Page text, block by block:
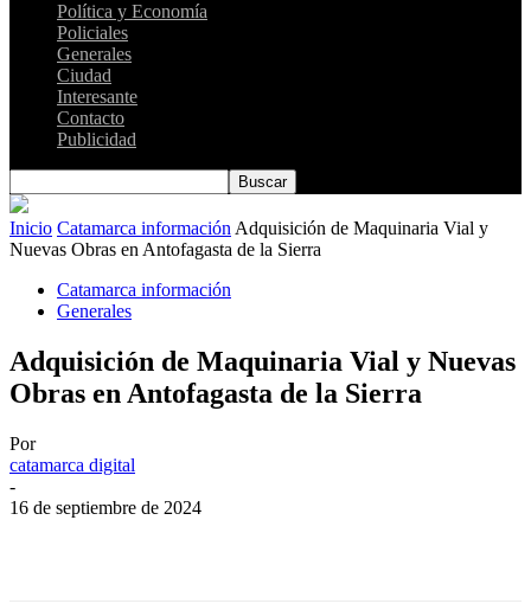
Política y Economía
Policiales
Generales
Ciudad
Interesante
Contacto
Publicidad
Inicio Catamarca información Adquisición de Maquinaria Vial y
Nuevas Obras en Antofagasta de la Sierra
Catamarca información
Generales
Adquisición de Maquinaria Vial y Nuevas
Obras en Antofagasta de la Sierra
Por
catamarca digital
-
16 de septiembre de 2024